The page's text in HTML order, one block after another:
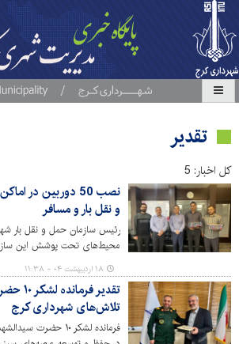
تقدیر
کل اخبار: 5
نصب 50 دوربین در
و نقل بار و مسافر
رئیس سازمان حمل و نقل بار
مداربسته جدید، ضریب امنیتی
داده است.
۱۸ اردیبهشت ۰۴ - ۱۱:۳۸
تقدیر
تلاش‌های شهرداری کرج
فرمانده لشکر ۱۰